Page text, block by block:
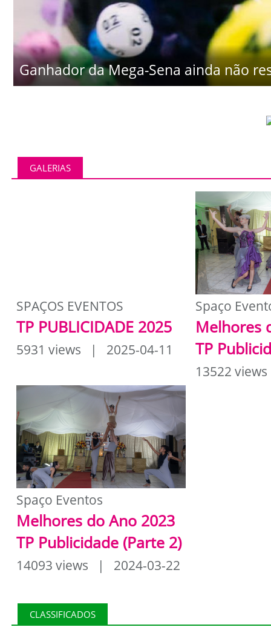
Ganhador da Mega-Sena ainda não
GALERIAS
SPAÇOS EVENTOS
TP PUBLICIDADE 2025
5931 views | 2025-04-11
Spaço
Melhores
TP
13522
Spaço Eventos
Melhores do Ano 2023
TP Publicidade (Parte 2)
14093 views | 2024-03-22
CLASSIFICADOS